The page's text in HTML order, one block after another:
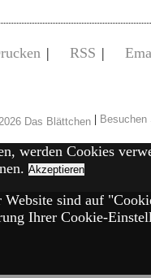
| RSS |
|
werden Cookies
Akzeptieren
sind auf
Ihrer Cookie-